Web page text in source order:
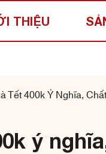
THIỆU
Tết 400k Ý Nghĩa,
ý